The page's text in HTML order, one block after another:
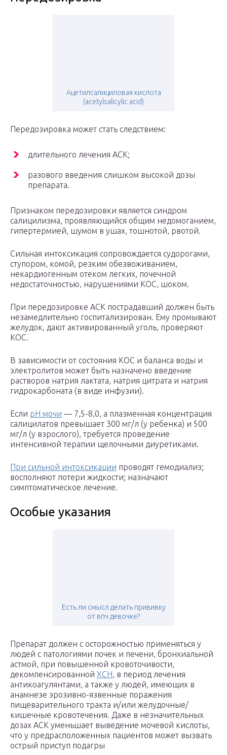
Ацетилсалициловая кислота
(acetylsalicylic acid)
Передозировка может стать следствием:
длительного лечения АСК;
разового введения слишком высокой дозы
препарата.
Признаком передозировки является синдром
салицилизма, проявляющийся общим недомоганием,
гипертермией, шумом в ушах, тошнотой, рвотой.
Сильная интоксикация сопровождается судорогами,
ступором, комой, резким обезвоживанием,
некардиогенным отеком легких, почечной
недостаточностью, нарушениями КОС, шоком.
При передозировке АСК пострадавший должен быть
незамедлительно госпитализирован. Ему промывают
желудок, дают активированный уголь, проверяют
КОС.
В зависимости от состояния КОС и баланса воды и
электролитов может быть назначено введение
растворов натрия лактата, натрия цитрата и натрия
гидрокарбоната (в виде инфузии).
Если рН мочи — 7,5-8,0, а плазменная концентрация
салицилатов превышает 300 мг/л (у ребенка) и 500
мг/л (у взрослого), требуется проведение
интенсивной терапии щелочными диуретиками.
При сильной интоксикации проводят гемодиализ;
восполняют потери жидкости; назначают
симптоматическое лечение.
Особые указания
Есть ли смысл делать прививку
от впч девочке?
Препарат должен с осторожностью применяться у
людей с патологиями почек и печени, бронхиальной
астмой, при повышенной кровоточивости,
декомпенсированной ХСН, в период лечения
антикоагулянтами, а также у людей, имеющих в
анамнезе эрозивно-язвенные поражения
пищеварительного тракта и/или желудочные/
кишечные кровотечения. Даже в незначительных
дозах АСК уменьшает выведение мочевой кислоты,
что у предрасположенных пациентов может вызвать
острый приступ подагры